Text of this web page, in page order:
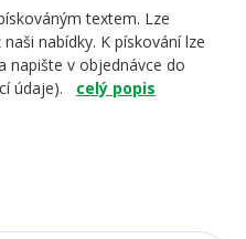
textem. Lze
nabídky. K pískování lze
napište v objednávce do
údaje). celý popis